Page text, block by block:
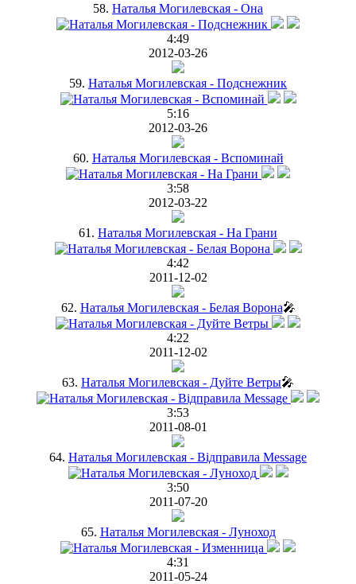
58. Наталья Могилевская - Она
4:49
2012-03-26
59. Наталья Могилевская - Подснежник
5:16
2012-03-26
60. Наталья Могилевская - Вспоминай
3:58
2012-03-22
61. Наталья Могилевская - На Грани
4:42
2011-12-02
62. Наталья Могилевская - Белая Ворона🎤
4:22
2011-12-02
63. Наталья Могилевская - Дуйте Ветры🎤
3:53
2011-08-01
64. Наталья Могилевская - Відправила Message
3:50
2011-07-20
65. Наталья Могилевская - Луноход
4:31
2011-05-24